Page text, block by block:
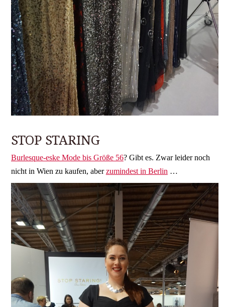
STOP STARING
Burlesque-eske Mode bis Größe 56? Gibt es. Zwar leider noch
nicht in Wien zu kaufen, aberzumindest in Berlin…